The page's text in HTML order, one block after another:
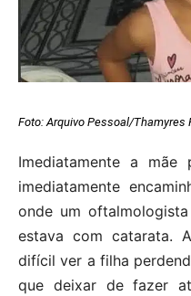
Foto: Arquivo Pessoal/Thamyres
Imediatamente a
imediatamente
onde um
estava com catarata.
difícil ver a filha
que deixar de fazer